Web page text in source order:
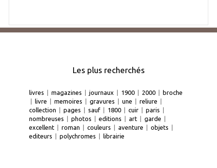
Les plus recherchés
livres | magazines | journaux | 1900 | 2000 | broche
| livre | memoires | gravures | une | reliure |
collection | pages | sauf | 1800 | cuir | paris |
nombreuses | photos | editions | art | garde |
excellent | roman | couleurs | aventure | objets |
editeurs | polychromes | librairie